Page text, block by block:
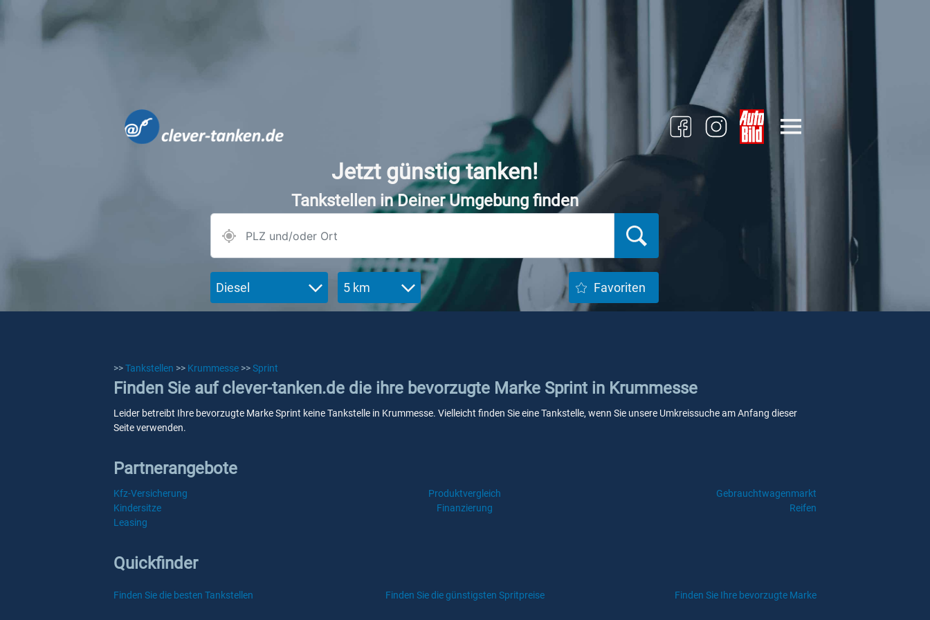
Jetzt günstig tanken!
Tankstellen in Deiner Umgebung finden
Diesel 5 km Favoriten
>>Tankstellen >> Krummesse >>Sprint
Finden Sie auf clever-tanken.de die ihre bevorzugte Marke Sprint in Krummesse
Leider betreibt Ihre bevorzugte Marke Sprint keine Tankstelle in Krummesse. Vielleicht finden Sie eine Tankstelle, wenn Sie unsere Umkreissuche am Anfang dieser
Seite verwenden.
Partnerangebote
Kfz-Versicherung Produktvergleich
Gebrauchtwagenmarkt
Kindersitze
Finanzierung
Reifen
Leasing
Quickfinder
Finden Sie die besten Tankstellen Finden Sie die günstigsten Spritpreise Finden Sie Ihre bevorzugte Marke